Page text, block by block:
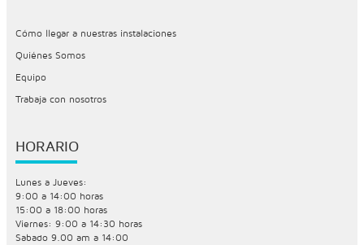
Cómo llegar a nuestras instalaciones
Quiénes Somos
Equipo
Trabaja con nosotros
HORARIO
Lunes a Jueves:
9:00 a 14:00 horas
15:00 a 18:00 horas
Viernes: 9:00 a 14:30 horas
Sabado 9.00 am a 14:00